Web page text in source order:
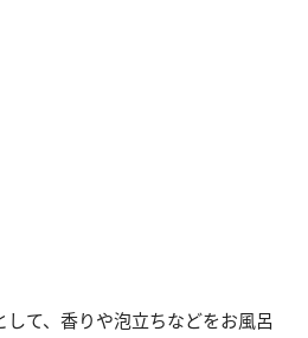
て、香りや泡立ちなどをお風呂